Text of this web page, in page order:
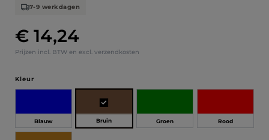
Normale prijs:
€ 14,24
Prijzen incl. BTW en excl. verzendkosten
7-9 werkdagen
Selecteer
Kleur
Blauw Bruin Groen Rood